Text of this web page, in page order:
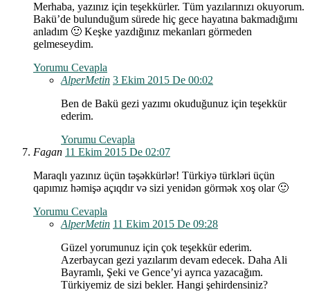
Merhaba, yazınız için teşekkürler. Tüm yazılarınızı okuyorum.
Bakü’de bulunduğum sürede hiç gece hayatına bakmadığımı
anladım 🙂 Keşke yazdığınız mekanları görmeden
gelmeseydim.
Yorumu Cevapla
AlperMetin 3 Ekim 2015 De 00:02
Ben de Bakü gezi yazımı okuduğunuz için teşekkür
ederim.
Yorumu Cevapla
Fagan 11 Ekim 2015 De 02:07
Maraqlı yazınız üçün təşəkkürlər! Türkiyə türkləri üçün
qapımız həmişə açıqdır və sizi yenidən görmək xoş olar 🙂
Yorumu Cevapla
AlperMetin 11 Ekim 2015 De 09:28
Güzel yorumunuz için çok teşekkür ederim.
Azerbaycan gezi yazılarım devam edecek. Daha Ali
Bayramlı, Şeki ve Gence’yi ayrıca yazacağım.
Türkiyemiz de sizi bekler. Hangi şehirdensiniz?